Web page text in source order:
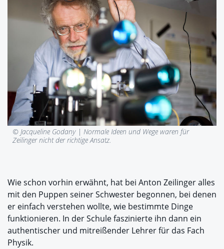
© Jacqueline Godany | Normale Ideen und Wege waren für
Zeilinger nicht der richtige Ansatz.
Wie schon vorhin erwähnt, hat bei Anton Zeilinger alles
mit den Puppen seiner Schwester begonnen, bei denen
er einfach verstehen wollte, wie bestimmte Dinge
funktionieren. In der Schule faszinierte ihn dann ein
authentischer und mitreißender Lehrer für das Fach
Physik.